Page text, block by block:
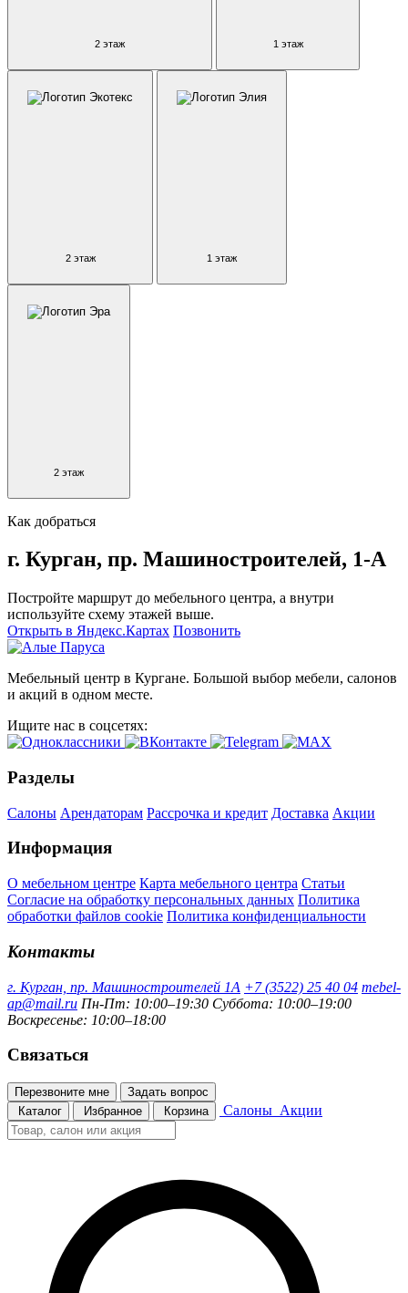
2 этаж 1 этаж
2 этаж 1 этаж
2 этаж
Как добраться
г. Курган, пр. Машиностроителей, 1-А
Постройте маршрут до мебельного центра, а внутри
используйте схему этажей выше.
Открыть в Яндекс.Картах Позвонить
Мебельный центр в Кургане. Большой выбор мебели, салонов
и акций в одном месте.
Ищите нас в соцсетях:
Разделы
Салоны Арендаторам Рассрочка и кредит Доставка Акции
Информация
О мебельном центре Карта мебельного центра Статьи
Согласие на обработку персональных данных Политика
обработки файлов cookie Политика конфиденциальности
Контакты
г. Курган, пр. Машиностроителей 1А +7 (3522) 25 40 04 mebel-
ap@mail.ru Пн-Пт: 10:00–19:30 Суббота: 10:00–19:00
Воскресенье: 10:00–18:00
Связаться
Перезвоните мне
Задать вопрос
Каталог
Избранное Корзина Салоны Акции